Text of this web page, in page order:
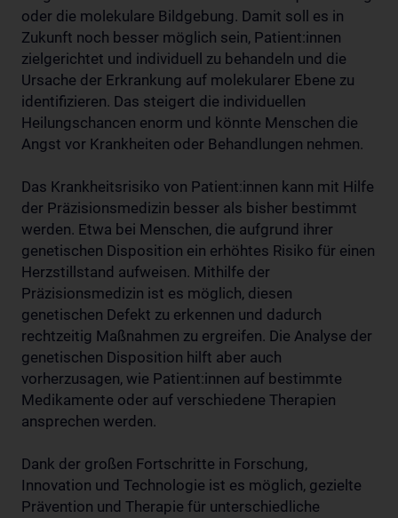
oder die molekulare Bildgebung. Damit soll es in
Zukunft noch besser möglich sein, Patient:innen
zielgerichtet und individuell zu behandeln und die
Ursache der Erkrankung auf molekularer Ebene zu
identifizieren. Das steigert die individuellen
Heilungschancen enorm und könnte Menschen die
Angst vor Krankheiten oder Behandlungen nehmen.
Das Krankheitsrisiko von Patient:innen kann mit Hilfe
der Präzisionsmedizin besser als bisher bestimmt
werden. Etwa bei Menschen, die aufgrund ihrer
genetischen Disposition ein erhöhtes Risiko für einen
Herzstillstand aufweisen. Mithilfe der
Präzisionsmedizin ist es möglich, diesen
genetischen Defekt zu erkennen und dadurch
rechtzeitig Maßnahmen zu ergreifen. Die Analyse der
genetischen Disposition hilft aber auch
vorherzusagen, wie Patient:innen auf bestimmte
Medikamente oder auf verschiedene Therapien
ansprechen werden.
Dank der großen Fortschritte in Forschung,
Innovation und Technologie ist es möglich, gezielte
Prävention und Therapie für unterschiedliche